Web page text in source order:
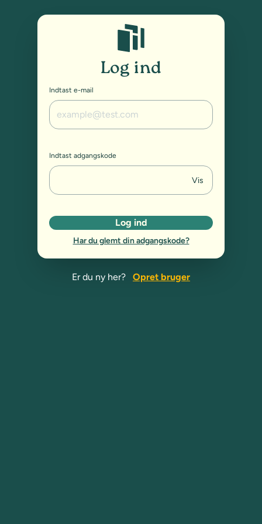
Log ind
Indtast e-mail
Indtast adgangskode
Vis
Log ind
Har du glemt din adgangskode?
Er du ny her? Opret bruger